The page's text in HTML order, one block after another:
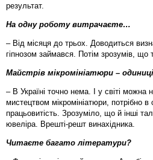
результат.
На одну роботу витрачаєте…
– Від місяця до трьох. Доводиться
гіпнозом займався. Потім зрозумів, що
Майстрів мікромініатюри –
– В Україні точно нема. І у світі
мистецтвом мікромініатюри, потрібно в
працьовитість. Зрозуміло, що й інші
ювеліра. Врешті-решт винахідника.
Читаєте багато літератури?